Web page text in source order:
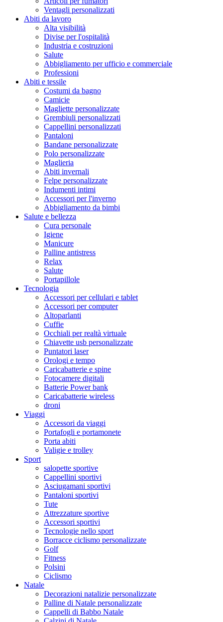
Ventagli personalizzati
Abiti da lavoro
Alta visibilità
Divise per l'ospitalità
Industria e costruzioni
Salute
Abbigliamento per ufficio e commerciale
Professioni
Abiti e tessile
Costumi da bagno
Camicie
Magliette personalizzate
Grembiuli personalizzati
Cappellini personalizzati
Pantaloni
Bandane personalizzate
Polo personalizzate
Maglieria
Abiti invernali
Felpe personalizzate
Indumenti intimi
Accessori per l'inverno
Abbigliamento da bimbi
Salute e bellezza
Cura personale
Igiene
Manicure
Palline antistress
Relax
Salute
Portapillole
Tecnologia
Accessori per cellulari e tablet
Accessori per computer
Altoparlanti
Cuffie
Occhiali per realtà virtuale
Chiavette usb personalizzate
Puntatori laser
Orologi e tempo
Caricabatterie e spine
Fotocamere digitali
Batterie Power bank
Caricabatterie wireless
droni
Viaggi
Accessori da viaggi
Portafogli e portamonete
Porta abiti
Valigie e trolley
Sport
salopette sportive
Cappellini sportivi
Asciugamani sportivi
Pantaloni sportivi
Tute
Attrezzature sportive
Accessori sportivi
Tecnologie nello sport
Borracce ciclismo personalizzate
Golf
Fitness
Polsini
Ciclismo
Natale
Decorazioni natalizie personalizzate
Palline di Natale personalizzate
Cappelli di Babbo Natale